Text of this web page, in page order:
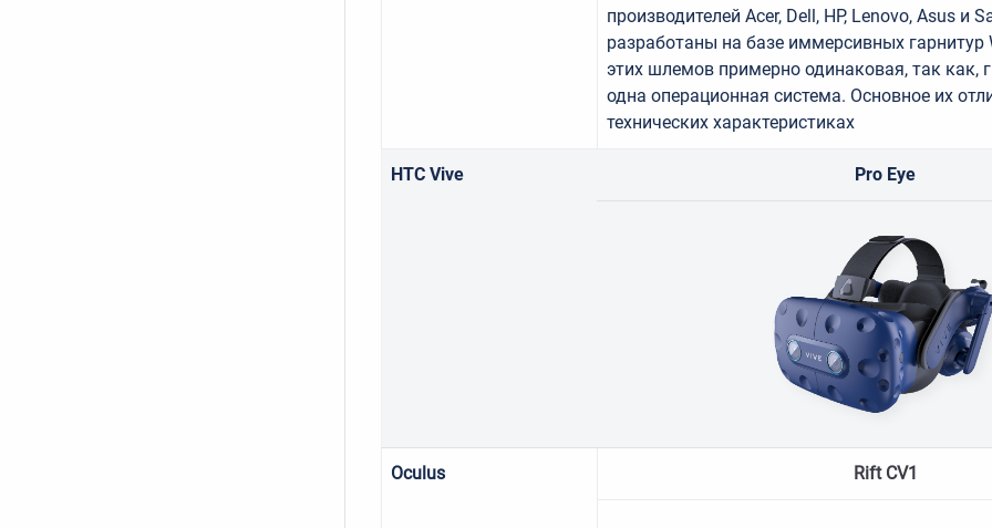
производителей Acer, Dell, HP, Lenovo, Asus и
разработаны на базе иммерсивных гарнитур
этих шлемов примерно одинаковая, так как,
одна операционная система. Основное их
технических характеристиках
HTC Vive Pro Eye
Oculus Rift CV1